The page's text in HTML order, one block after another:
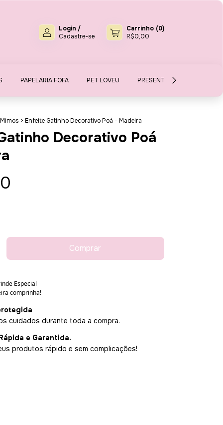
Login /
Cadastre-se
Carrinho (0)
R$0,00
PAPELARIA FOFA PET LOVEU PRESENTES E MIMOS
> Enfeite Gatinho Decorativo Poá - Madeira
Decorativo Poá
cuidados durante toda a compra.
e Garantida.
produtos rápido e sem complicações!